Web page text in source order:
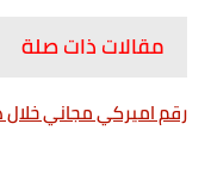
مقالات ذات صلة
رقم اميركي مجاني